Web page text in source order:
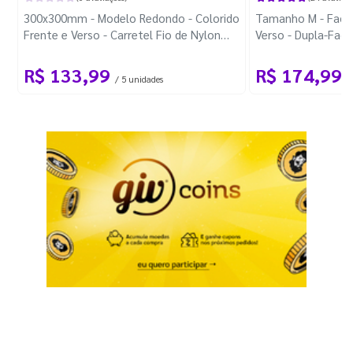
300x300mm - Modelo Redondo - Colorido
Frente e Verso - Carretel Fio de Nylon
R$ 133,99 / 5 unidades
Tamanho M -
Verso - Dupla-
R$ 174,99